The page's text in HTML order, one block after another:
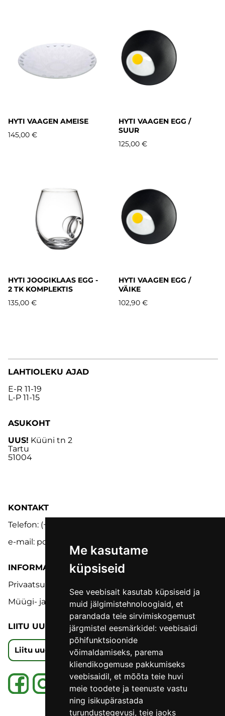
Me kasutame
küpsiseid
See veebisait kasutab küpsiseid ja
muid jälgimistehnoloogiaid, et
parandada teie sirvimiskogemust
järgmistel eesmärkidel: veebisaidi
põhifunktsioonide
võimaldamiseks, parema
kliendikogemuse pakkumiseks
veebisaidil, et mõõta teie huvi
meie toodete ja teenuste vastu
ning isikupärastada
turundustegevusi, teie jaoks
HYTI VAAGEN AMEISE
145,00 €
HYTI VAAGEN EGG /
SUUR
125,00 €
HYTI JOOGIKLAAS EGG -
2 TK KOMPLEKTIS
135,00 €
HYTI VAAGEN EGG /
VÄIKE
102,90 €
LAHTIOLEKU AJAD
E-R 11-19
L-P 11-15
ASUKOHT
UUS! Küüni tn 2
Tartu
51004
KONTAKT
Telefon: (+372) 5302 9848
e-mail: pood@lmk.ee
INFORMATSIOON
Privaatsuspoliitika
Müügi- ja tagastustingimused
LIITU UUDISKIRJAGA
Liitu uudiskirjaga